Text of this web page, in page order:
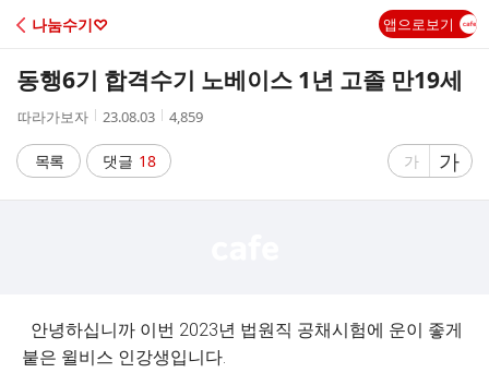
C
나눔수기♡ 앱으로보기
동행6기 합격수기 노베이스 1년 고졸 만19세
작
자
따라가보자
작
시
간
23.08.03
조
수
4,859
목록 댓글 18
글
게
가
글
자
게
가
안녕하십니까 이번 2023년 법원직 공채시험에 운이 좋게
붙은 윌비스 인강생입니다.